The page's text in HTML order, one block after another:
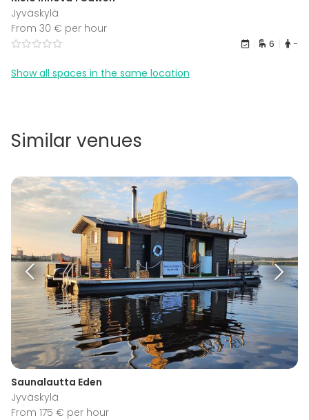
Jyväskylä
From 30 € per hour
6 -
Show all spaces in the same location
Similar venues
Saunalautta Eden
Jyväskylä
From 175 € per hour